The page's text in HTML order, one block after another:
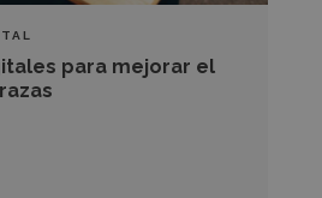
para mejorar el